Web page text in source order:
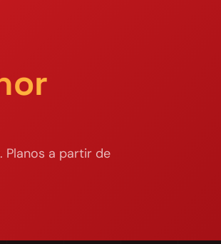
Planos a partir de